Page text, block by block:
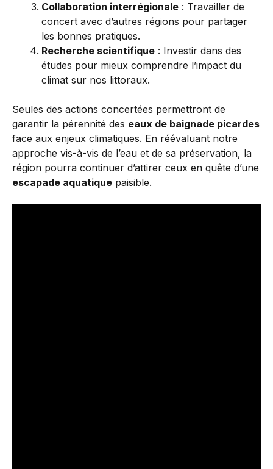
Collaboration interrégionale : Travailler de
concert avec d’autres régions pour partager
les bonnes pratiques.
Recherche scientifique : Investir dans des
études pour mieux comprendre l’impact du
climat sur nos littoraux.
Seules des actions concertées permettront de
garantir la pérennité des eaux de baignade picardes
face aux enjeux climatiques. En réévaluant notre
approche vis-à-vis de l’eau et de sa préservation, la
région pourra continuer d’attirer ceux en quête d’une
escapade aquatique paisible.